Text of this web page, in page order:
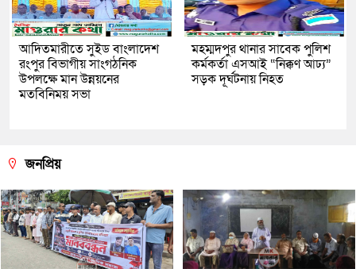
আদিতমারীতে সুইড বাংলাদেশ
রংপুর বিভাগীয় সাংগঠনিক
উপলক্ষে মান উন্নয়নের
মতবিনিময় সভা
মহম্মদপুর থানার সাবেক পুলিশ
কর্মকর্তা এসআই “নিক্কণ আঢ্য”
সড়ক দূর্ঘটনায় নিহত
জনপ্রিয়